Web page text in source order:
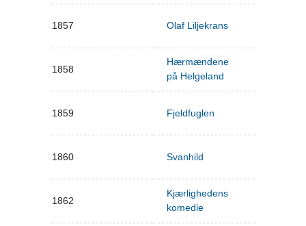
1857 Olaf Liljekrans
1858
Hærmændene
på Helgeland
1859 Fjeldfuglen
1860 Svanhild
1862
Kjærlighedens
komedie